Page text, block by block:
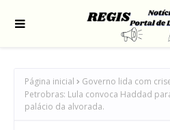
Página inicial Governo lida com
Petrobras: Lula convoca Haddad
palácio da alvorada.